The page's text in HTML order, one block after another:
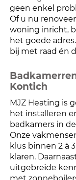
geen enkel
Of u nu
woning inricht,
het goede
bij met raad én
Kontich
MJZ Heating is
het installeren
badkamers in
Onze
klus binnen 2 à
klaren.
uitgebreide